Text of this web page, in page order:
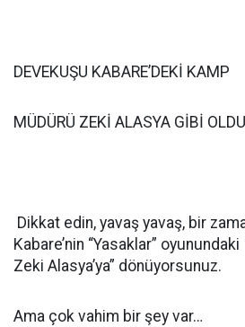
DEVEKUŞU KABARE’DEKİ KAMP
MÜDÜRÜ ZEKİ ALASYA GİBİ
Dikkat edin, yavaş yavaş, bir
Kabare’nin “Yasaklar”
Zeki Alasya’ya” dönüyorsunuz.
Ama çok vahim bir şey var…